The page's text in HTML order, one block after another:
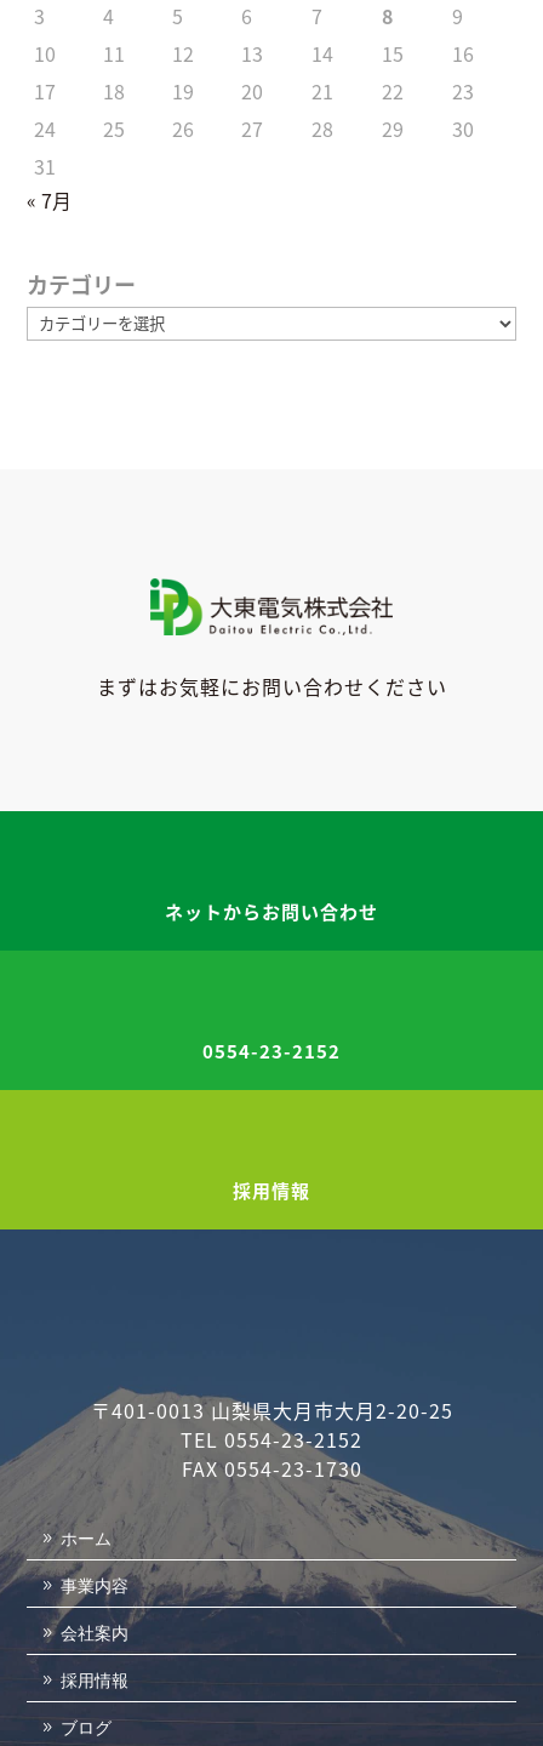
3
4 5 6 7 8
9
10
11 12 13 14 15
16
17
18 19 20 21 22
23
24
25 26 27 28 29
30
31
« 7月
カテゴリー
カ
テ
まずはお気軽にお問い合わせください
ネットからお問い合わせ
0554-23-2152
採用情報
〒401-0013 山梨県大月市大月2-20-25
TEL 0554-23-2152
FAX 0554-23-1730
ホーム
事業内容
会社案内
採用情報
ブログ